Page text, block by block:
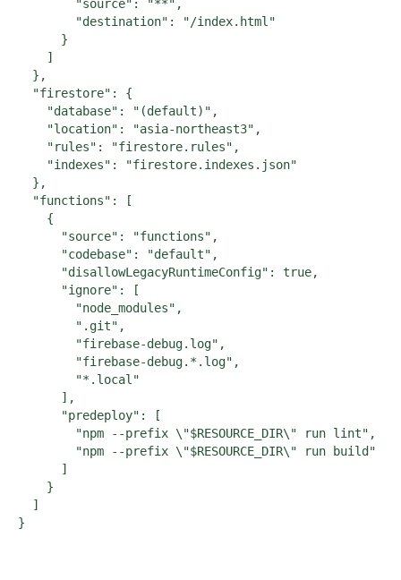
        "source": "**",
        "destination": "/index.html"
      }
    ]
  },
  "firestore": {
    "database": "(default)",
    "location": "asia-northeast3",
    "rules": "firestore.rules",
    "indexes": "firestore.indexes.json"
  },
  "functions": [
    {
      "source": "functions",
      "codebase": "default",
      "disallowLegacyRuntimeConfig": true,
      "ignore": [
        "node_modules",
        ".git",
        "firebase-debug.log",
        "firebase-debug.*.log",
        "*.local"
      ],
      "predeploy": [
        "npm --prefix \"$RESOURCE_DIR\" run lint",
        "npm --prefix \"$RESOURCE_DIR\" run build"
      ]
    }
  ]
}